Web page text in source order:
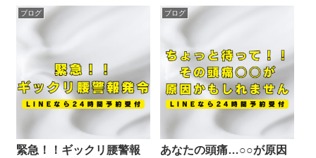
ブログ
緊急！！ギックリ腰警報
ブログ
あなたの頭痛…○○が原因